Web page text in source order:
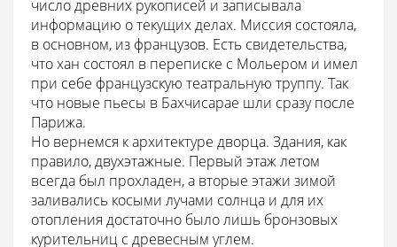
число древних рукописей и записывала
информацию о текущих делах. Миссия состояла,
в основном, из французов. Есть свидетельства,
что хан состоял в переписке с Мольером и имел
при себе французскую театральную труппу. Так
что новые пьесы в Бахчисарае шли сразу после
Парижа.
Но вернемся к архитектуре дворца. Здания, как
правило, двухэтажные. Первый этаж летом
всегда был прохладен, а вторые этажи зимой
заливались косыми лучами солнца и для их
отопления достаточно было лишь бронзовых
курительниц с древесным углем.